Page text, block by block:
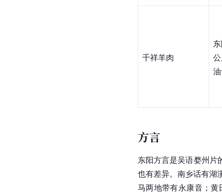
千祥羊肉
方言
东阳方言是吴语婺州片
也有差异。南乡话有湖
马两地带有永康音；